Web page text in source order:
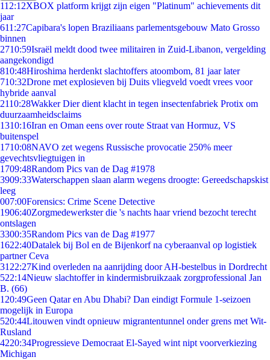
112:12XBOX platform krijgt zijn eigen "Platinum" achievements dit
jaar
611:27Capibara's lopen Braziliaans parlementsgebouw Mato Grosso
binnen
2710:59Israël meldt dood twee militairen in Zuid-Libanon, vergelding
aangekondigd
810:48Hiroshima herdenkt slachtoffers atoombom, 81 jaar later
710:32Drone met explosieven bij Duits vliegveld voedt vrees voor
hybride aanval
2110:28Wakker Dier dient klacht in tegen insectenfabriek Protix om
duurzaamheidsclaims
1310:16Iran en Oman eens over route Straat van Hormuz, VS
buitenspel
1710:08NAVO zet wegens Russische provocatie 250% meer
gevechtsvliegtuigen in
1709:48Random Pics van de Dag #1978
3909:33Waterschappen slaan alarm wegens droogte: Gereedschapskist
leeg
007:00Forensics: Crime Scene Detective
1906:40Zorgmedewerkster die 's nachts haar vriend bezocht terecht
ontslagen
3300:35Random Pics van de Dag #1977
1622:40Datalek bij Bol en de Bijenkorf na cyberaanval op logistiek
partner Ceva
31 22:27Kind overleden na aanrijding door AH-bestelbus in Dordrecht
522:14Nieuw slachtoffer in kindermisbruikzaak zorgprofessional Jan
B. (66)
1 20:49Geen Qatar en Abu Dhabi? Dan eindigt Formule 1-seizoen
mogelijk in Europa
520:44Litouwen vindt opnieuw migrantentunnel onder grens met Wit-
Rusland
4220:34Progressieve Democraat El-Sayed wint nipt voorverkiezing
Michigan